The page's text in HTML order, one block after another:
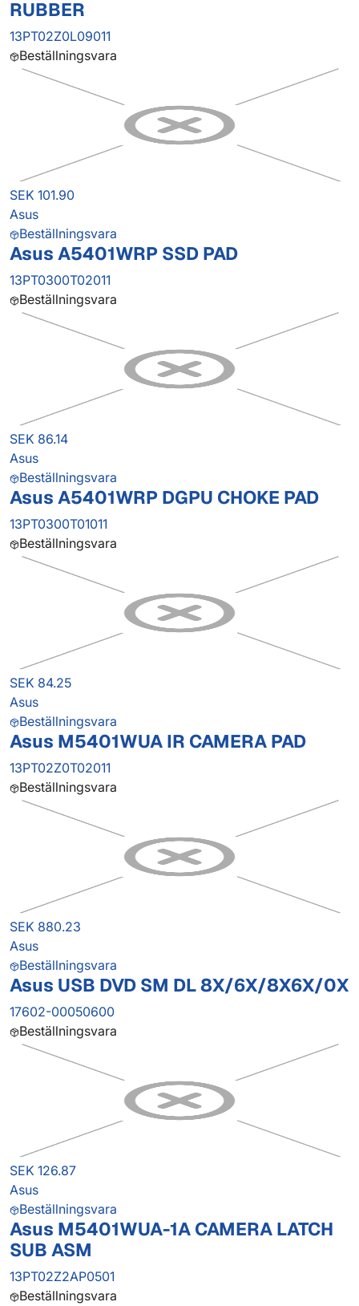
RUBBER
13PT02Z0L09011
Beställningsvara
SEK 101.90
Asus
Beställningsvara
Asus A5401WRP SSD PAD
13PT0300T02011
Beställningsvara
SEK 86.14
Asus
Beställningsvara
Asus A5401WRP DGPU CHOKE PAD
13PT0300T01011
Beställningsvara
SEK 84.25
Asus
Beställningsvara
Asus M5401WUA IR CAMERA PAD
13PT02Z0T02011
Beställningsvara
SEK 880.23
Asus
Beställningsvara
Asus USB DVD SM DL 8X/6X/8X6X/0X
17602-00050600
Beställningsvara
SEK 126.87
Asus
Beställningsvara
Asus M5401WUA-1A CAMERA LATCH
SUB ASM
13PT02Z2AP0501
Beställningsvara